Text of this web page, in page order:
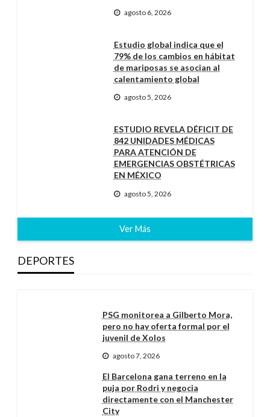
agosto 6, 2026
Estudio global indica que el
79% de los cambios en hábitat
de mariposas se asocian al
calentamiento global
agosto 5, 2026
ESTUDIO REVELA DÉFICIT DE
842 UNIDADES MÉDICAS
PARA ATENCIÓN DE
EMERGENCIAS OBSTÉTRICAS
EN MÉXICO
agosto 5, 2026
Ver Más
DEPORTES
PSG monitorea a Gilberto Mora,
pero no hay oferta formal por el
juvenil de Xolos
agosto 7, 2026
El Barcelona gana terreno en la
puja por Rodri y negocia
directamente con el Manchester
City